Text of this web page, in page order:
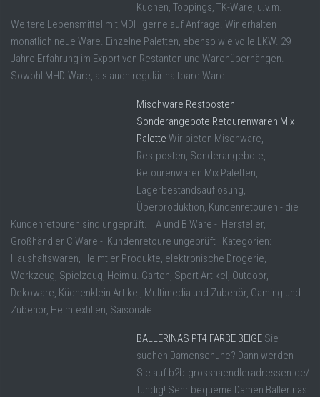
Kuchen, Toppings, TK-Ware, u.v.m.
Weitere Lebensmittel mit MDH gerne auf Anfrage. Wir erhalten
monatlich neue Ware. Einzelne Paletten, ebenso wie volle LKW. 29
Jahre Erfahrung im Export von Restanten und Warenüberhängen.
Sowohl MHD-Ware, als auch regulär haltbare Ware ...
Mischware Restposten
Sonderangebote Retourenwaren Mix
Palette Wir bieten Mischware,
Restposten, Sonderangebote,
Retourenwaren Mix Paletten,
Lagerbestandsauflösung,
Überproduktion, Kundenretouren - die
Kundenretouren sind ungeprüft. A und B Ware - Hersteller,
Großhändler C Ware - Kundenretoure ungeprüft Kategorien:
Haushaltswaren, Heimtier Produkte, elektronische Drogerie,
Werkzeug, Spielzeug, Heim u. Garten, Sport Artikel, Outdoor,
Dekoware, Küchenklein Artikel, Multimedia und Zubehör, Gaming und
Zubehör, Heimtextilien, Saisonale ...
BALLERINAS PT4 FARBE BEIGE Sie
suchen Damenschuhe? Dann werden
Sie auf b2b-grosshaendleradressen.de/
fündig! Sehr bequeme Damen Ballerinas